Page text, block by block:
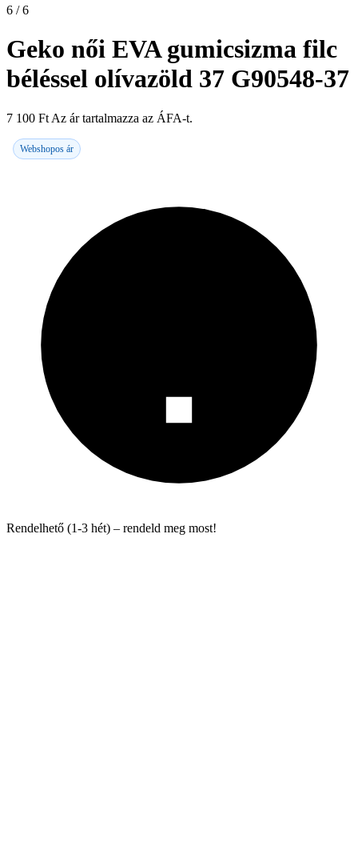
6 / 6
Geko női EVA gumicsizma filc
béléssel olívazöld 37 G90548-37
7 100 Ft Az ár tartalmazza az ÁFA-t.
Webshopos ár
Rendelhető (1-3 hét) – rendeld meg most!